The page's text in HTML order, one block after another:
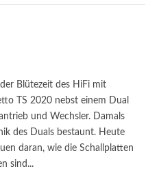
Blütezeit des HiFi mit
TS 2020 nebst einem Dual
und Wechsler. Damals
des Duals bestaunt. Heute
daran, wie die Schallplatten
sind...